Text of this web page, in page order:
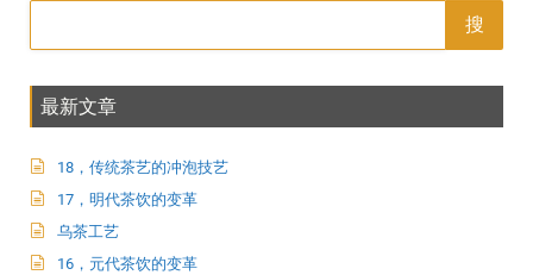
搜
最新文章
18，传统茶艺的冲泡技艺
17，明代茶饮的变革
乌茶工艺
16，元代茶饮的变革